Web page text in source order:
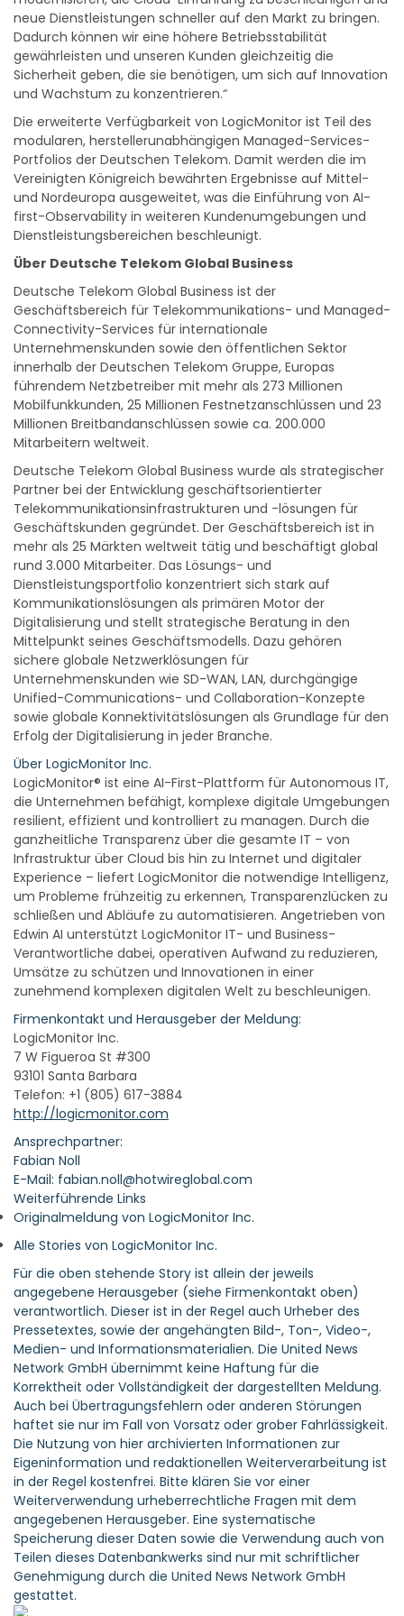
neue Dienstleistungen schneller auf den Markt zu bringen.
Dadurch können wir eine höhere Betriebsstabilität
gewährleisten und unseren Kunden gleichzeitig die
Sicherheit geben, die sie benötigen, um sich auf Innovation
und Wachstum zu konzentrieren.“
Die erweiterte Verfügbarkeit von LogicMonitor ist Teil des
modularen, herstellerunabhängigen Managed-Services-
Portfolios der Deutschen Telekom. Damit werden die im
Vereinigten Königreich bewährten Ergebnisse auf Mittel-
und Nordeuropa ausgeweitet, was die Einführung von AI-
first-Observability in weiteren Kundenumgebungen und
Dienstleistungsbereichen beschleunigt.
Über Deutsche Telekom Global Business
Deutsche Telekom Global Business ist der
Geschäftsbereich für Telekommunikations- und Managed-
Connectivity-Services für internationale
Unternehmenskunden sowie den öffentlichen Sektor
innerhalb der Deutschen Telekom Gruppe, Europas
führendem Netzbetreiber mit mehr als 273 Millionen
Mobilfunkkunden, 25 Millionen Festnetzanschlüssen und 23
Millionen Breitbandanschlüssen sowie ca. 200.000
Mitarbeitern weltweit.
Deutsche Telekom Global Business wurde als strategischer
Partner bei der Entwicklung geschäftsorientierter
Telekommunikationsinfrastrukturen und -lösungen für
Geschäftskunden gegründet. Der Geschäftsbereich ist in
mehr als 25 Märkten weltweit tätig und beschäftigt global
rund 3.000 Mitarbeiter. Das Lösungs- und
Dienstleistungsportfolio konzentriert sich stark auf
Kommunikationslösungen als primären Motor der
Digitalisierung und stellt strategische Beratung in den
Mittelpunkt seines Geschäftsmodells. Dazu gehören
sichere globale Netzwerklösungen für
Unternehmenskunden wie SD-WAN, LAN, durchgängige
Unified-Communications- und Collaboration-Konzepte
sowie globale Konnektivitätslösungen als Grundlage für den
Erfolg der Digitalisierung in jeder Branche.
Über LogicMonitor Inc.
LogicMonitor® ist eine AI-First-Plattform für Autonomous IT,
die Unternehmen befähigt, komplexe digitale Umgebungen
resilient, effizient und kontrolliert zu managen. Durch die
ganzheitliche Transparenz über die gesamte IT – von
Infrastruktur über Cloud bis hin zu Internet und digitaler
Experience – liefert LogicMonitor die notwendige Intelligenz,
um Probleme frühzeitig zu erkennen, Transparenzlücken zu
schließen und Abläufe zu automatisieren. Angetrieben von
Edwin AI unterstützt LogicMonitor IT- und Business-
Verantwortliche dabei, operativen Aufwand zu reduzieren,
Umsätze zu schützen und Innovationen in einer
zunehmend komplexen digitalen Welt zu beschleunigen.
Firmenkontakt und Herausgeber der Meldung:
LogicMonitor Inc.
7 W Figueroa St #300
93101 Santa Barbara
Telefon: +1 (805) 617-3884
http://logicmonitor.com
Ansprechpartner:
Fabian Noll
E-Mail: fabian.noll@hotwireglobal.com
Weiterführende Links
Originalmeldung von LogicMonitor Inc.
Alle Stories von LogicMonitor Inc.
Für die oben stehende Story ist allein der jeweils
angegebene Herausgeber (siehe Firmenkontakt oben)
verantwortlich. Dieser ist in der Regel auch Urheber des
Pressetextes, sowie der angehängten Bild-, Ton-, Video-,
Medien- und Informationsmaterialien. Die United News
Network GmbH übernimmt keine Haftung für die
Korrektheit oder Vollständigkeit der dargestellten Meldung.
Auch bei Übertragungsfehlern oder anderen Störungen
haftet sie nur im Fall von Vorsatz oder grober Fahrlässigkeit.
Die Nutzung von hier archivierten Informationen zur
Eigeninformation und redaktionellen Weiterverarbeitung ist
in der Regel kostenfrei. Bitte klären Sie vor einer
Weiterverwendung urheberrechtliche Fragen mit dem
angegebenen Herausgeber. Eine systematische
Speicherung dieser Daten sowie die Verwendung auch von
Teilen dieses Datenbankwerks sind nur mit schriftlicher
Genehmigung durch die United News Network GmbH
gestattet.